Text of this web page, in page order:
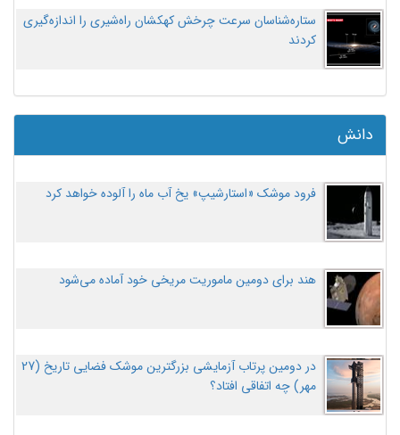
ستاره‌شناسان سرعت چرخش کهکشان راه‌شیری را اندازه‌گیری
کردند
دانش
فرود موشک «استارشیپ» یخ آب ماه را آلوده خواهد کرد
هند برای دومین ماموریت مریخی خود آماده می‌شود
در دومین پرتاب آزمایشی بزرگترین موشک فضایی تاریخ (27
مهر‌) چه اتفاقی افتاد؟